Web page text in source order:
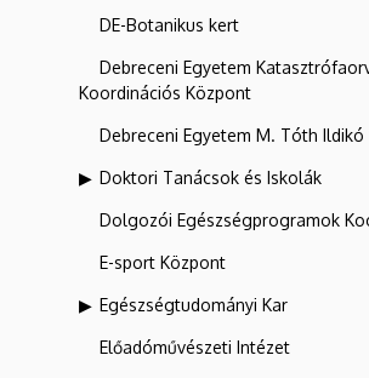
DE-Botanikus kert
Debreceni Egyetem
Koordinációs Központ
Debreceni Egyetem M. Tóth
Doktori Tanácsok és Iskolák
Dolgozói Egészségprogramok
E-sport Központ
Egészségtudományi Kar
Előadóművészeti Intézet